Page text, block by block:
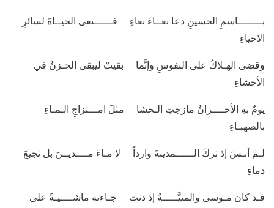
بــــــــاسمِ الحسينِ دعا نعــاءَ نعاءِ فــــــنعى الحيــاةَ لسائرِ
الاحياءِ
وقضى الهـلاكُ على النفوسِ وإنَّما بقيتْ ليبقى الحـزنُ في
الأحشاءِ
يومٌ بهِ الأحــــزانُ مازجتِ الـحشا مثلَ امـــتزاجِ الـمـاءِ
بالصهبـاءِ
لـمْ أنـسَ إذ تركَ الــــــمدينةَ وارداً لا مـاءَ مــــديــنَ بل نجيعَ
دماءِ
قـد كان مـوسى والمنيَّـــــةُ إذ دنت جـاءته ماشــــيـةً على